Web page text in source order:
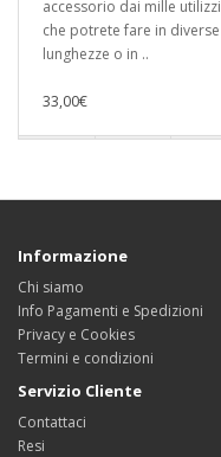
accessorio dai mille utilizzi
che potrete fare in diverse
lunghezze o in ..
33,00€
Informazione
Chi siamo
Info Pagamenti e Spedizioni
Privacy e Cookies
Termini e condizioni
Servizio Cliente
Contattaci
Resi